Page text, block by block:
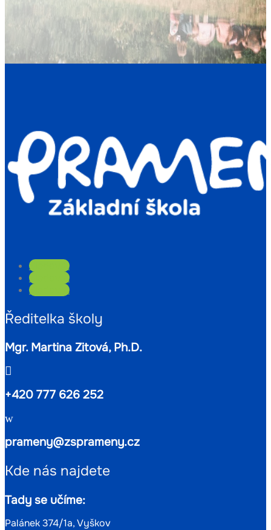
Sledovat
Sledovat
Sledovat
Ředitelka školy
Mgr. Martina Zitová, Ph.D.

+420 777 626 252
w
prameny@zsprameny.cz
Kde nás najdete
Tady se učíme:
Palánek 374/1a, Vyškov